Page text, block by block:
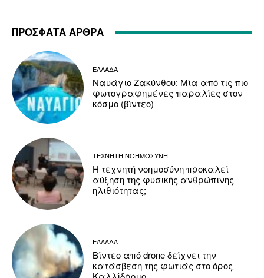
ΠΡΟΣΦΑΤΑ ΑΡΘΡΑ
ΕΛΛΑΔΑ
Ναυάγιο Ζακύνθου: Μία από τις πιο
φωτογραφημένες παραλίες στον
κόσμο (βίντεο)
ΤΕΧΝΗΤΗ ΝΟΗΜΟΣΥΝΗ
Η τεχνητή νοημοσύνη προκαλεί
αύξηση της φυσικής ανθρώπινης
ηλιθιότητας;
ΕΛΛΑΔΑ
Βίντεο από drone δείχνει την
κατάσβεση της φωτιάς στο όρος